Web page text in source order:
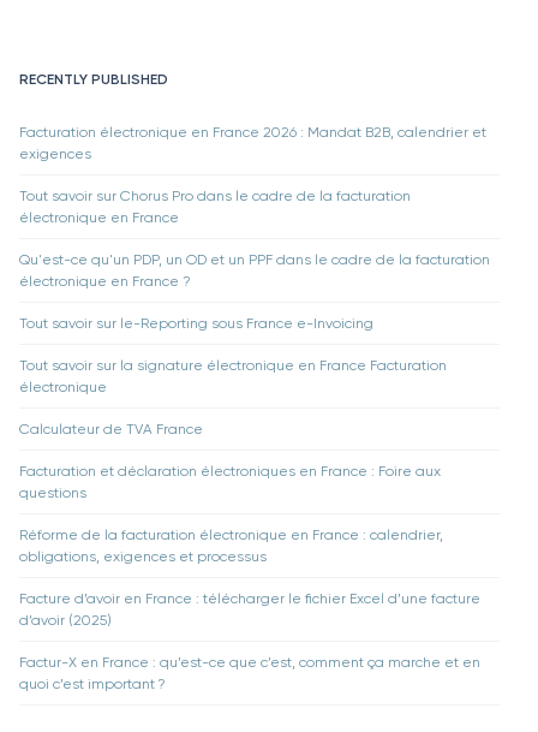
RECENTLY PUBLISHED
Facturation électronique en France 2026 : Mandat B2B, calendrier et
exigences
Tout savoir sur Chorus Pro dans le cadre de la facturation
électronique en France
Qu'est-ce qu'un PDP, un OD et un PPF dans le cadre de la facturation
électronique en France ?
Tout savoir sur le-Reporting sous France e-Invoicing
Tout savoir sur la signature électronique en France Facturation
électronique
Calculateur de TVA France
Facturation et déclaration électroniques en France : Foire aux
questions
Réforme de la facturation électronique en France : calendrier,
obligations, exigences et processus
Facture d’avoir en France : télécharger le fichier Excel d’une facture
d’avoir (2025)
Factur-X en France : qu’est-ce que c’est, comment ça marche et en
quoi c’est important ?